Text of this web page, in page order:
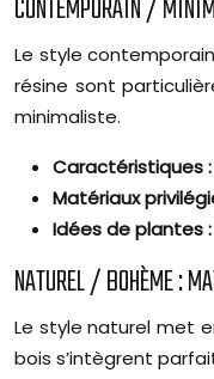
CONTEMPORAIN /
Le style
résine sont
minimaliste.
Caractéristiques :
Matériaux
Idées de plantes :
NATUREL / BOHÈME :
Le style naturel met
bois s’intègrent